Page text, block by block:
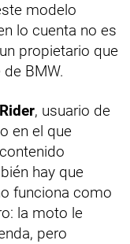
modelo
lo cuenta no es
propietario que
BMW.
, usuario de
en el que
hay que
funciona como
la moto le
pero